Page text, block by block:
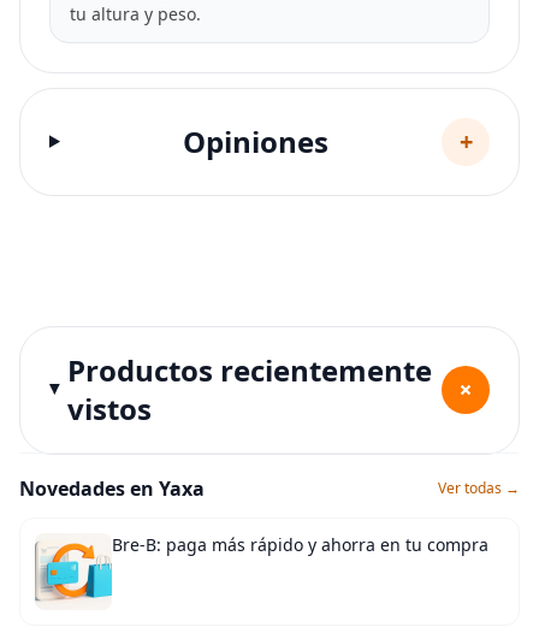
tu altura y peso.
Opiniones +
Productos recientemente
vistos
+
Novedades en Yaxa Ver todas →
Bre-B: paga más rápido y ahorra en tu compra